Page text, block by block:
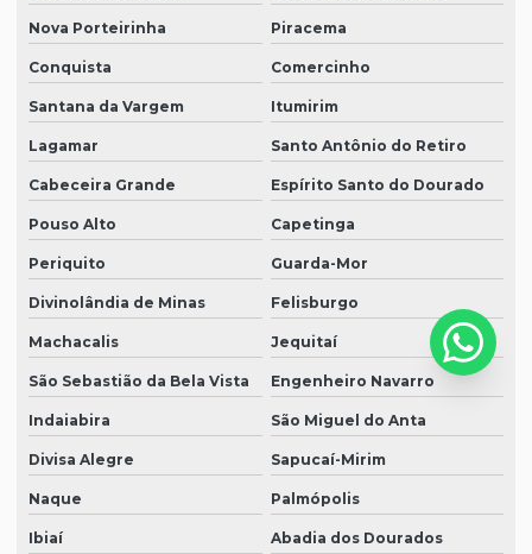
Nova Porteirinha Piracema
Conquista Comercinho
Santana da Vargem Itumirim
Lagamar Santo Antônio do Retiro
Cabeceira Grande Espírito Santo do Dourado
Pouso Alto Capetinga
Periquito Guarda-Mor
Divinolândia de Minas Felisburgo
Machacalis Jequitaí
São Sebastião da Bela Vista Engenheiro Navarro
Indaiabira São Miguel do Anta
Divisa Alegre Sapucaí-Mirim
Naque Palmópolis
Ibiaí Abadia dos Dourados